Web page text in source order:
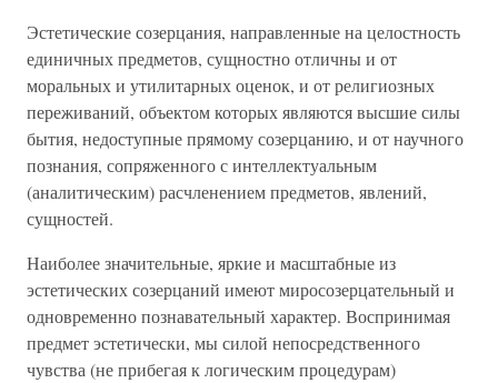
Эстетические созерцания, направленные на целостность
единичных предметов, сущностно отличны и от
моральных и утилитарных оценок, и от религиозных
переживаний, объектом которых являются высшие силы
бытия, недоступные прямому созерцанию, и от научного
познания, сопряженного с интеллектуальным
(аналитическим) расчленением предметов, явлений,
сущностей.
Наиболее значительные, яркие и масштабные из
эстетических созерцаний имеют миросозерцательный и
одновременно познавательный характер. Воспринимая
предмет эстетически, мы силой непосредственного
чувства (не прибегая к логическим процедурам)